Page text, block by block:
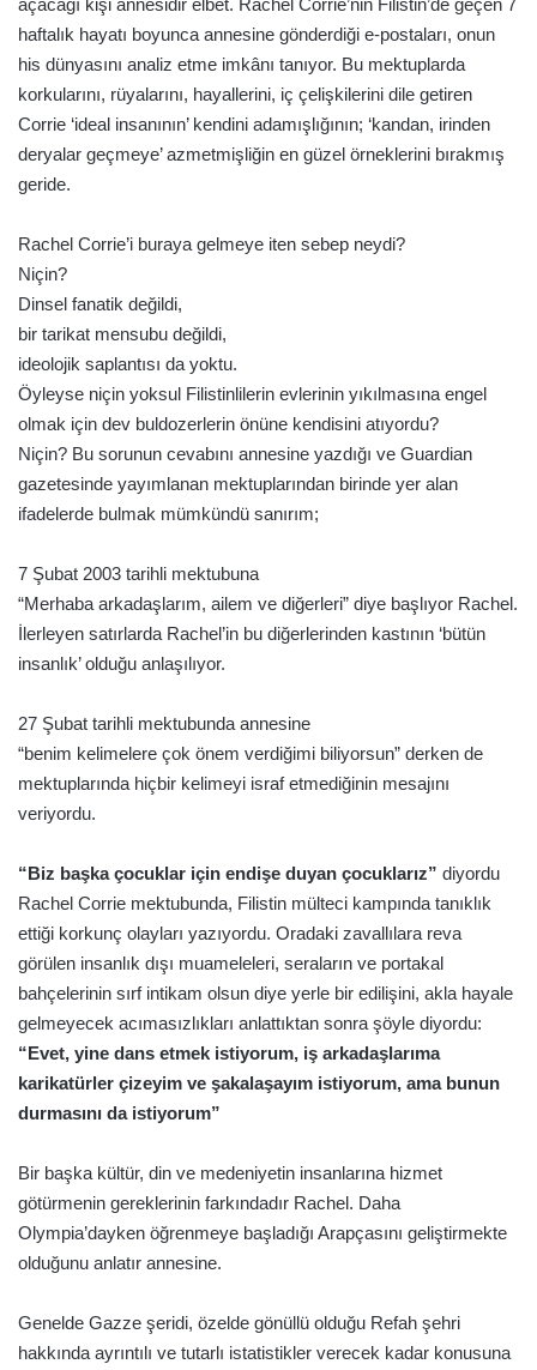
haftalık hayatı boyunca annesine gönderdiği e-postaları, onun
his dünyasını analiz etme imkânı tanıyor. Bu mektuplarda
korkularını, rüyalarını, hayallerini, iç çelişkilerini dile getiren
Corrie ‘ideal insanının’ kendini adamışlığının; ‘kandan, irinden
deryalar geçmeye’ azmetmişliğin en güzel örneklerini bırakmış
geride.
Rachel Corrie’i buraya gelmeye iten sebep neydi?
Niçin?
Dinsel fanatik değildi,
bir tarikat mensubu değildi,
ideolojik saplantısı da yoktu.
Öyleyse niçin yoksul Filistinlilerin evlerinin yıkılmasına engel
olmak için dev buldozerlerin önüne kendisini atıyordu?
Niçin? Bu sorunun cevabını annesine yazdığı ve Guardian
gazetesinde yayımlanan mektuplarından birinde yer alan
ifadelerde bulmak mümkündü sanırım;
7 Şubat 2003 tarihli mektubuna
“Merhaba arkadaşlarım, ailem ve diğerleri” diye başlıyor Rachel.
İlerleyen satırlarda Rachel’in bu diğerlerinden kastının ‘bütün
insanlık’ olduğu anlaşılıyor.
27 Şubat tarihli mektubunda annesine
“benim kelimelere çok önem verdiğimi biliyorsun” derken de
mektuplarında hiçbir kelimeyi israf etmediğinin mesajını
veriyordu.
“Biz başka çocuklar için endişe duyan çocuklarız” diyordu
Rachel Corrie mektubunda, Filistin mülteci kampında tanıklık
ettiği korkunç olayları yazıyordu. Oradaki zavallılara reva
görülen insanlık dışı muameleleri, seraların ve portakal
bahçelerinin sırf intikam olsun diye yerle bir edilişini, akla hayale
gelmeyecek acımasızlıkları anlattıktan sonra şöyle diyordu:
“Evet, yine dans etmek istiyorum, iş arkadaşlarıma
karikatürler çizeyim ve şakalaşayım istiyorum, ama bunun
durmasını da istiyorum”
Bir başka kültür, din ve medeniyetin insanlarına hizmet
götürmenin gereklerinin farkındadır Rachel. Daha
Olympia’dayken öğrenmeye başladığı Arapçasını geliştirmekte
olduğunu anlatır annesine.
Genelde Gazze şeridi, özelde gönüllü olduğu Refah şehri
hakkında ayrıntılı ve tutarlı istatistikler verecek kadar konusuna